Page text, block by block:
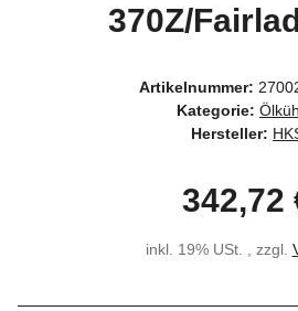
370Z/
Artikelnummer:
Kategorie:
Hersteller:
342,72
inkl. 19% USt. , zzgl.